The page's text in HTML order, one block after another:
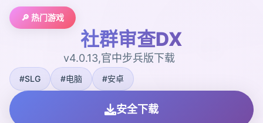
🔎 热门游戏
社群审查DX
v4.0.13,官中步兵版下载
#SLG #电脑 #安卓
安全下载